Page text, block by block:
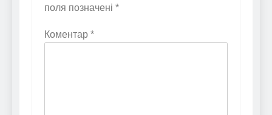
поля позначені *
Коментар *